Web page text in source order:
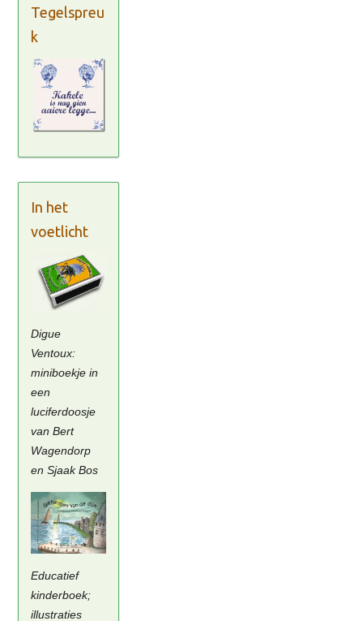
Tegelspreu
k
In het
voetlicht
Digue
Ventoux:
miniboekje in
een
luciferdoosje
van Bert
Wagendorp
en Sjaak Bos
Educatief
kinderboek;
illustraties